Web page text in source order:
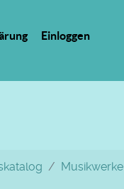
Einloggen
Musikwerke